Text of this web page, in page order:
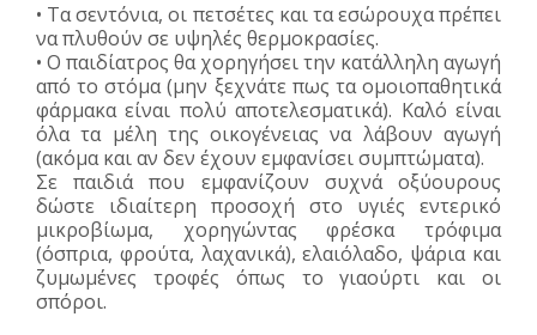
• Τα σεντόνια, οι πετσέτες και τα εσώρουχα πρέπει
να πλυθούν σε υψηλές θερμοκρασίες.
• Ο παιδίατρος θα χορηγήσει την κατάλληλη αγωγή
από το στόμα (μην ξεχνάτε πως τα ομοιοπαθητικά
φάρμακα είναι πολύ αποτελεσματικά). Καλό είναι
όλα τα μέλη της οικογένειας να λάβουν αγωγή
(ακόμα και αν δεν έχουν εμφανίσει συμπτώματα).
Σε παιδιά που εμφανίζουν συχνά οξύουρους
δώστε ιδιαίτερη προσοχή στο υγιές εντερικό
μικροβίωμα, χορηγώντας φρέσκα τρόφιμα
(όσπρια, φρούτα, λαχανικά), ελαιόλαδο, ψάρια και
ζυμωμένες τροφές όπως το γιαούρτι και οι
σπόροι.